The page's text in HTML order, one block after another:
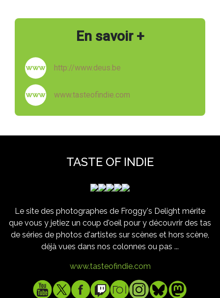
En savoir +
http://www.deus.be
www.tasteofindie.com
TASTE OF INDIE
Le site des photographes de Froggy's Delight mérite
que vous y jetiez un coup d'oeil pour y découvrir des tas
de séries de photos d'artistes sur scènes et hors scène,
déjà vues dans nos colonnes ou pas ...
www.tasteofindie.com